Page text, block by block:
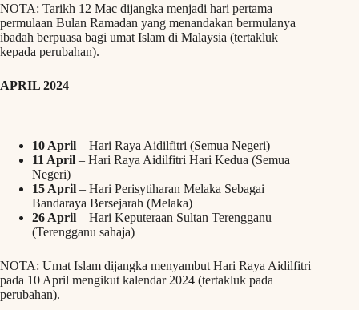
NOTA: Tarikh 12 Mac dijangka menjadi hari pertama
permulaan Bulan Ramadan yang menandakan bermulanya
ibadah berpuasa bagi umat Islam di Malaysia (tertakluk
kepada perubahan).
APRIL 2024
10 April – Hari Raya Aidilfitri (Semua Negeri)
11 April – Hari Raya Aidilfitri Hari Kedua (Semua
Negeri)
15 April – Hari Perisytiharan Melaka Sebagai
Bandaraya Bersejarah (Melaka)
26 April – Hari Keputeraan Sultan Terengganu
(Terengganu sahaja)
NOTA: Umat Islam dijangka menyambut Hari Raya Aidilfitri
pada 10 April mengikut kalendar 2024 (tertakluk pada
perubahan).